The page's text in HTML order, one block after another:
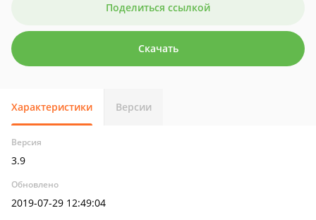
Поделиться ссылкой
Скачать
Характеристики Версии
Версия
3.9
Обновлено
2019-07-29 12:49:04